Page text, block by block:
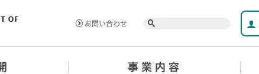
お問い合わせ Search
事業内容